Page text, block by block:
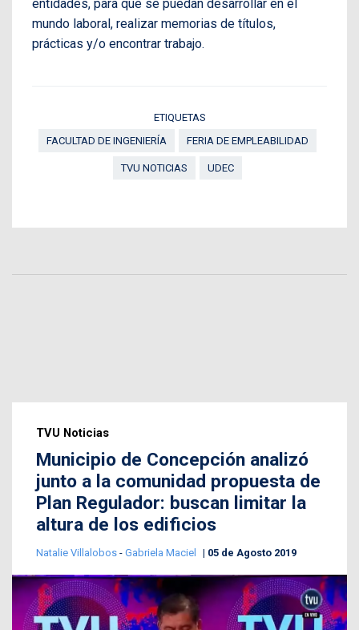
entidades, para que se puedan desarrollar en el
mundo laboral, realizar memorias de títulos,
prácticas y/o encontrar trabajo.
ETIQUETAS
FACULTAD DE INGENIERÍA
FERIA DE EMPLEABILIDAD
TVU NOTICIAS UDEC
TVU Noticias
Municipio de Concepción analizó
junto a la comunidad propuesta de
Plan Regulador: buscan limitar la
altura de los edificios
Natalie Villalobos - Gabriela Maciel 05 de Agosto 2019